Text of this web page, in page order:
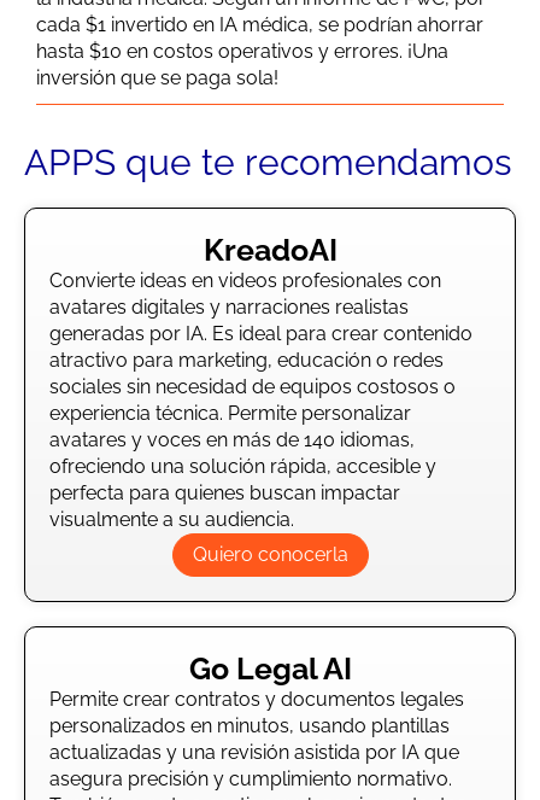
cada $1 invertido en IA médica, se podrían ahorrar
hasta $10 en costos operativos y errores. ¡Una
inversión que se paga sola!
APPS que te recomendamos
KreadoAI
Convierte ideas en videos profesionales con
avatares digitales y narraciones realistas
generadas por IA. Es ideal para crear contenido
atractivo para marketing, educación o redes
sociales sin necesidad de equipos costosos o
experiencia técnica. Permite personalizar
avatares y voces en más de 140 idiomas,
ofreciendo una solución rápida, accesible y
perfecta para quienes buscan impactar
visualmente a su audiencia.
Quiero conocerla
Go Legal AI
Permite crear contratos y documentos legales
personalizados en minutos, usando plantillas
actualizadas y una revisión asistida por IA que
asegura precisión y cumplimiento normativo.